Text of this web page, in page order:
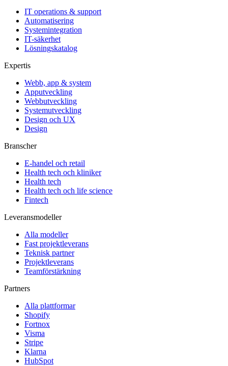
IT operations & support
Automatisering
Systemintegration
IT-säkerhet
Lösningskatalog
Expertis
Webb, app & system
Apputveckling
Webbutveckling
Systemutveckling
Design och UX
Design
Branscher
E-handel och retail
Health tech och kliniker
Health tech
Health tech och life science
Fintech
Leveransmodeller
Alla modeller
Fast projektleverans
Teknisk partner
Projektleverans
Teamförstärkning
Partners
Alla plattformar
Shopify
Fortnox
Visma
Stripe
Klarna
HubSpot